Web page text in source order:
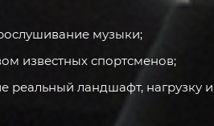
музыки;
известных спортсменов;
ландшафт, нагрузку и